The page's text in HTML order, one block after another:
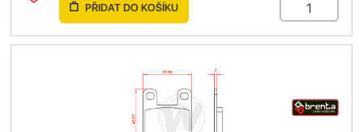
PŘIDAT DO KOŠÍKU